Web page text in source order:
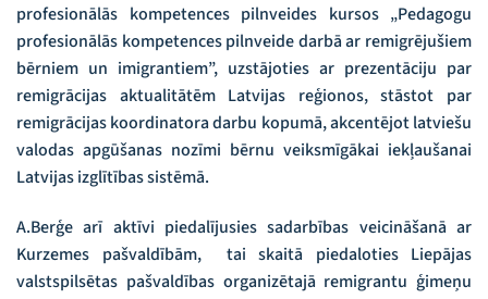
profesionālās kompetences pilnveides kursos „Pedagogu
profesionālās kompetences pilnveide darbā ar remigrējušiem
bērniem un imigrantiem”, uzstājoties ar prezentāciju par
remigrācijas aktualitātēm Latvijas reģionos, stāstot par
remigrācijas koordinatora darbu kopumā, akcentējot latviešu
valodas apgūšanas nozīmi bērnu veiksmīgākai iekļaušanai
Latvijas izglītības sistēmā.
A.Berģe arī aktīvi piedalījusies sadarbības veicināšanā ar
Kurzemes pašvaldībām, tai skaitā piedaloties Liepājas
valstspilsētas pašvaldības organizētajā remigrantu ģimeņu